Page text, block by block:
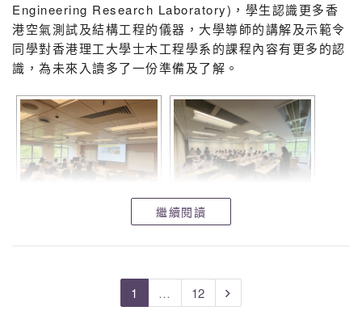
Engineering Research Laboratory)，學生認識更多香
港空氣測試及結構工程的儀器，大學導師的講解及示範令
同學對香港理工大學士木工程學系的課程內容有更多的認
識，為未來入讀多了一份準備及了解。
繼續閱讀
1 … 12